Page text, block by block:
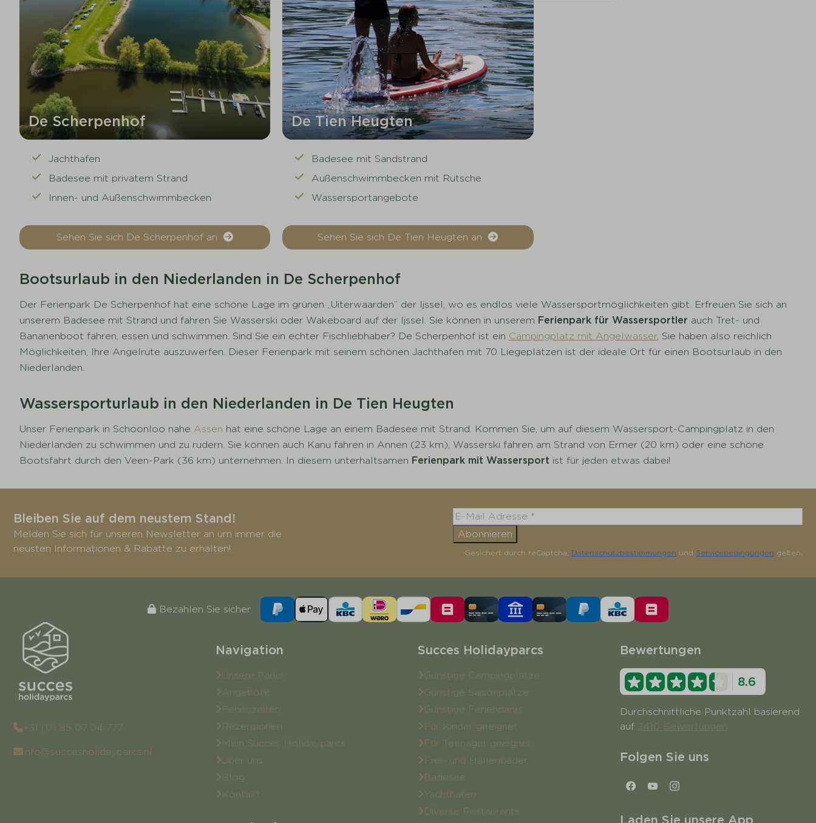
De Scherpenhof
Jachthafen
Badesee mit privatem Strand
Innen- und Außenschwimmbecken
Sehen Sie sich De Scherpenhof an
De Tien Heugten
Badesee mit Sandstrand
Außenschwimmbecken mit Rutsche
Wassersportangebote
Sehen Sie sich De Tien Heugten an
Bootsurlaub in den Niederlanden in De Scherpenhof
Der Ferienpark De Scherpenhof hat eine schöne Lage im grünen „Uiterwaarden” der Ijssel, wo es endlos viele Wassersportmöglichkeiten gibt. Erfreuen Sie sich an
unserem Badesee mit Strand und fahren Sie Wasserski oder Wakeboard auf der Ijssel. Sie können in unserem Ferienpark für Wassersportler auch Tret- und
Bananenboot fahren, essen und schwimmen. Sind Sie ein echter Fischliebhaber? De Scherpenhof ist ein Campingplatz mit Angelwasser, Sie haben also reichlich
Möglichkeiten, Ihre Angelrute auszuwerfen. Dieser Ferienpark mit seinem schönen Jachthafen mit 70 Liegeplätzen ist der ideale Ort für einen Bootsurlaub in den
Niederlanden.
Wassersporturlaub in den Niederlanden in De Tien Heugten
Unser Ferienpark in Schoonloo nahe Assen hat eine schöne Lage an einem Badesee mit Strand. Kommen Sie, um auf diesem Wassersport-Campingplatz in den
Niederlanden zu schwimmen und zu rudern. Sie können auch Kanu fahren in Annen (23 km), Wasserski fahren am Strand von Ermer (20 km) oder eine schöne
Bootsfahrt durch den Veen-Park (36 km) unternehmen. In diesem unterhaltsamen Ferienpark mit Wassersport ist für jeden etwas dabei!
Bleiben Sie auf dem neustem Stand!
Melden Sie sich für unseren Newsletter an um immer die
neusten Informationen & Rabatte zu erhalten!
Abonnieren
Gesichert durch reCaptcha, Datenschutzbestimmungen und Servicebedingungen gelten.
Bezahlen Sie sicher
+31 (0) 85 07 04 777
info@succesholidayparcs.nl
Navigation
Unsere Parks
Angebote
Ferienzeiten
Rezensionen
Mein Succes Holidayparcs
Über uns
Blog
Kontakt
Succes Holidayparcs
Günstige Campingplätze
Günstige Saisonplätze
Günstige Ferienparks
Für Kinder geeignet
Für Teenager geeignet
Frei- und Hallenbäder
Badesee
Yachthafen
Diverse Restaurants
Bewertungen
8.6
Durchschnittliche Punktzahl basierend
auf 2410 Bewertungen
Folgen Sie uns